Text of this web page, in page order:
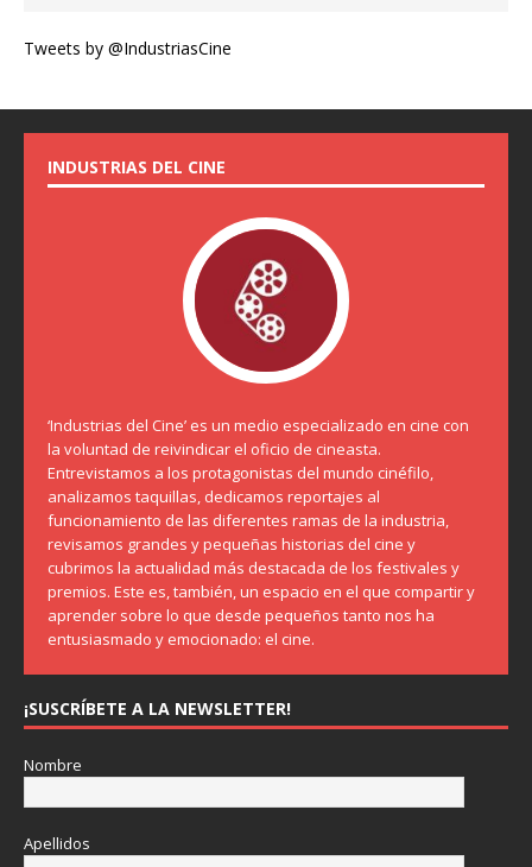
Tweets by @IndustriasCine
INDUSTRIAS DEL CINE
‘Industrias del Cine’ es un medio especializado en cine con
la voluntad de reivindicar el oficio de cineasta.
Entrevistamos a los protagonistas del mundo cinéfilo,
analizamos taquillas, dedicamos reportajes al
funcionamiento de las diferentes ramas de la industria,
revisamos grandes y pequeñas historias del cine y
cubrimos la actualidad más destacada de los festivales y
premios. Este es, también, un espacio en el que compartir y
aprender sobre lo que desde pequeños tanto nos ha
entusiasmado y emocionado: el cine.
¡SUSCRÍBETE A LA NEWSLETTER!
Nombre
Apellidos